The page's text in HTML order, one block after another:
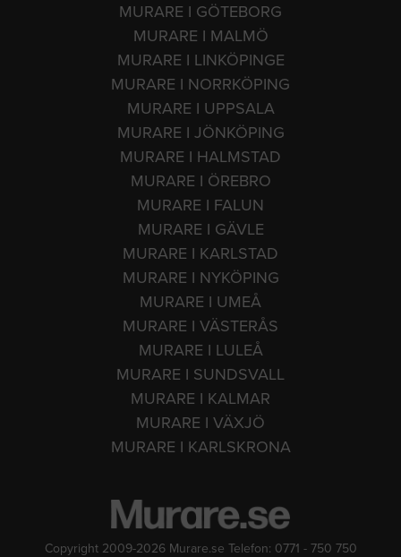
MURARE I GÖTEBORG
MURARE I MALMÖ
MURARE I LINKÖPINGE
MURARE I NORRKÖPING
MURARE I UPPSALA
MURARE I JÖNKÖPING
MURARE I HALMSTAD
MURARE I ÖREBRO
MURARE I FALUN
MURARE I GÄVLE
MURARE I KARLSTAD
MURARE I NYKÖPING
MURARE I UMEÅ
MURARE I VÄSTERÅS
MURARE I LULEÅ
MURARE I SUNDSVALL
MURARE I KALMAR
MURARE I VÄXJÖ
MURARE I KARLSKRONA
Copyright 2009-2026 Murare.se Telefon: 0771 - 750 750